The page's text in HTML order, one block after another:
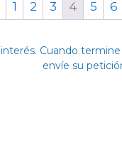
1 2 3 4 5 6
Cuando
envíe su